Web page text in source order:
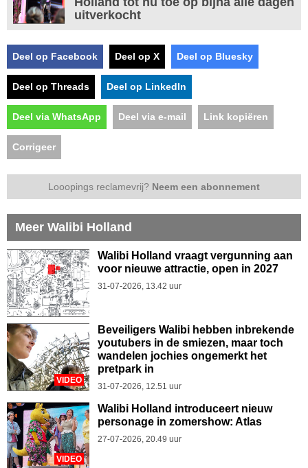
uitverkocht
Deel op Facebook Deel op X Deel op Bluesky
Deel op Threads Deel op LinkedIn
Deel via WhatsApp Deel via e-mail Link kopiëren
Corrigeer
Looopings reclamevrij? Neem een abonnement
Meer Walibi Holland
Walibi Holland vraagt vergunning aan
voor nieuwe attractie, open in 2027
31-07-2026, 13.42 uur
VIDEO
Beveiligers Walibi hebben inbrekende
youtubers in de smiezen, maar toch
wandelen jochies ongemerkt het
pretpark in
31-07-2026, 12.51 uur
VIDEO
Walibi Holland introduceert nieuw
personage in zomershow: Atlas
27-07-2026, 20.49 uur